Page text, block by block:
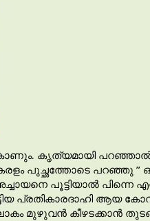
കൃത്യമായി പറഞ്ഞാൽ
പുച്ഛത്തോടെ പറഞ്ഞു ”
പൂട്ടിയാൽ
പ്രതികാരദാഹി
മുഴുവൻ കീഴടക്കാൻ